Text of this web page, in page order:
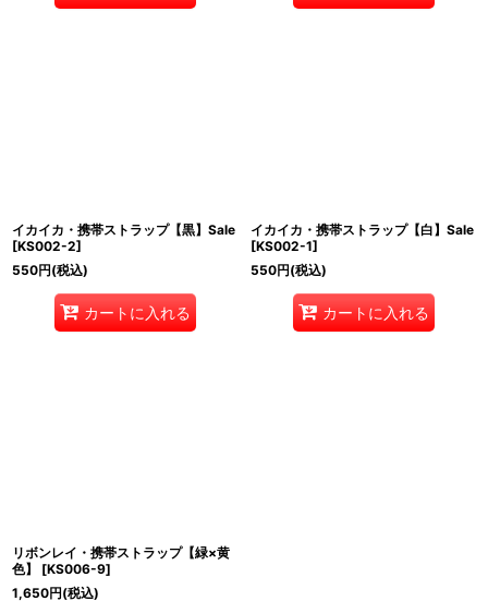
イカイカ・携帯ストラップ【黒】Sale
[KS002-2]
550円(税込)
カートに入れる
イカイカ・携帯ストラップ【白】Sale
[KS002-1]
550円(税込)
カートに入れる
リボンレイ・携帯ストラップ【緑×黄
色】
[KS006-9]
1,650円(税込)